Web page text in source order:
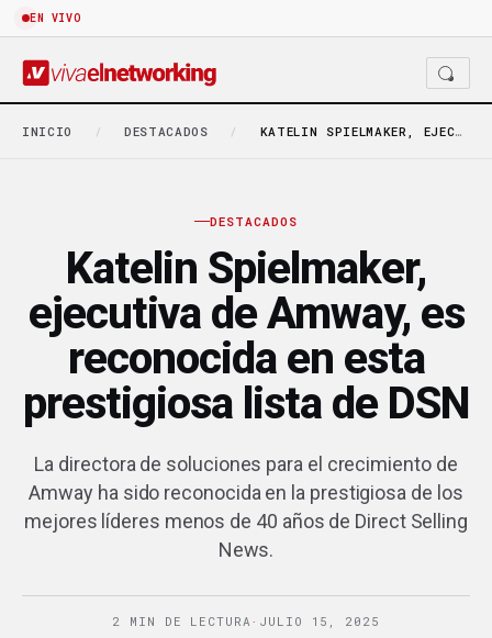
EN VIVO
INICIO / DESTACADOS / KATELIN SPIELMAKER, EJECUTIVA DE AMWAY, ES RECONOCIDA EN…
DESTACADOS
Katelin Spielmaker,
ejecutiva de Amway, es
reconocida en esta
prestigiosa lista de DSN
La directora de soluciones para el crecimiento de
Amway ha sido reconocida en la prestigiosa de los
mejores líderes menos de 40 años de Direct Selling
News.
2 MIN DE LECTURA · JULIO 15, 2025